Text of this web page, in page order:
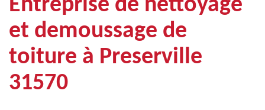
Entreprise de nettoyage
et demoussage de
toiture à Preserville
31570